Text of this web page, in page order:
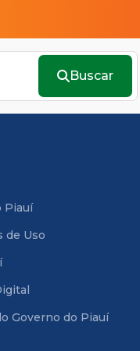
Buscar
Piauí
de Uso
Governo do Piauí